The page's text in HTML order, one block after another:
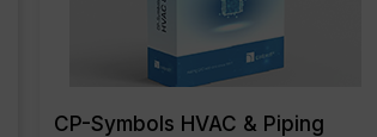
CP-Symbols HVAC & Piping